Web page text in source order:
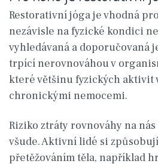
Restorativní jóga je vhodná
nezávisle na fyzické kondici
vyhledávaná a doporučovaná
trpící nerovnováhou v
které většinu fyzických aktivit
chronickými nemocemi.
Riziko ztráty rovnováhy na
všude. Aktivní lidé si
přetěžováním těla, například